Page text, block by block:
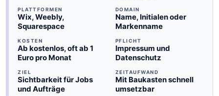
PLATTFORMEN
Wix, Weebly,
Squarespace
DOMAIN
Name, Initialen oder
Markenname
KOSTEN
Ab kostenlos, oft ab 1
Euro pro Monat
PFLICHT
Impressum und
Datenschutz
ZIEL
Sichtbarkeit für Jobs
und Aufträge
ZEITAUFWAND
Mit Baukasten schnell
umsetzbar